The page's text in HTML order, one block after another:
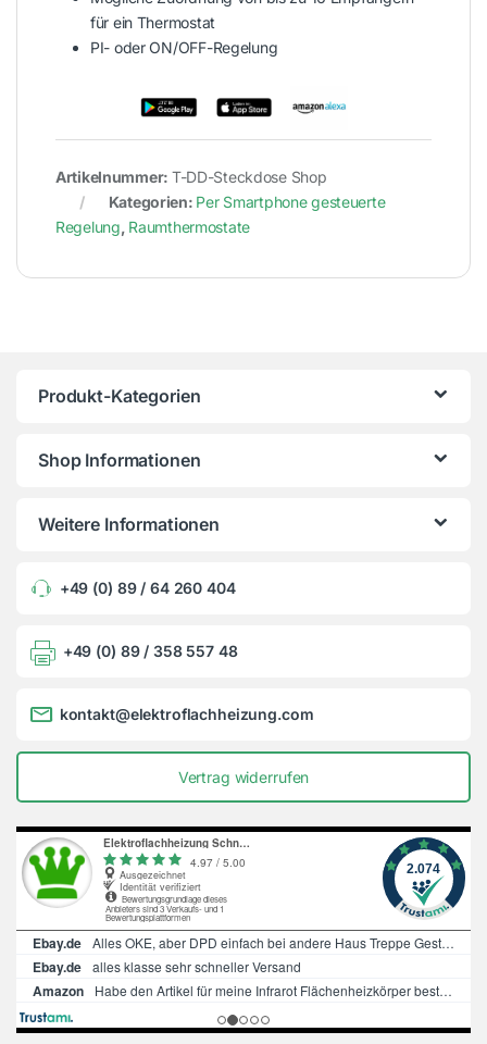
für ein Thermostat
PI- oder ON/OFF-Regelung
Artikelnummer: T-DD-Steckdose Shop
Kategorien: Per Smartphone gesteuerte
Regelung, Raumthermostate
Produkt-Kategorien
Shop Informationen
Weitere Informationen
+49 (0) 89 / 64 260 404
+49 (0) 89 / 358 557 48
kontakt@elektroflachheizung.com
Vertrag widerrufen